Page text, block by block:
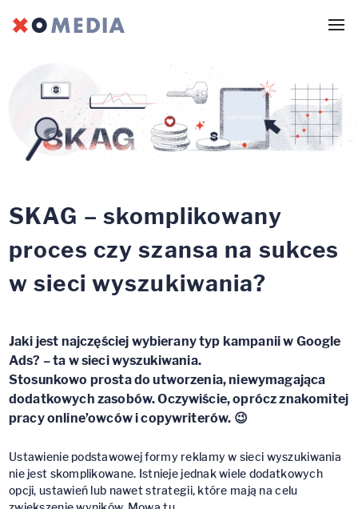
SKAG – skomplikowany
proces czy szansa na sukces
w sieci wyszukiwania?
Jaki jest najczęściej wybierany typ kampanii w Google
Ads? – ta w sieci wyszukiwania.
Stosunkowo prosta do utworzenia, niewymagająca
dodatkowych zasobów. Oczywiście, oprócz znakomitej
pracy online’owców i copywriterów. 😉
Ustawienie podstawowej formy reklamy w sieci wyszukiwania
nie jest skomplikowane. Istnieje jednak wiele dodatkowych
opcji, ustawień lub nawet strategii, które mają na celu